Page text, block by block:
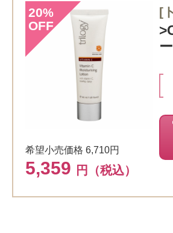
20%
OFF
希望小売価格 6,710円
5,359 円（税込）
[